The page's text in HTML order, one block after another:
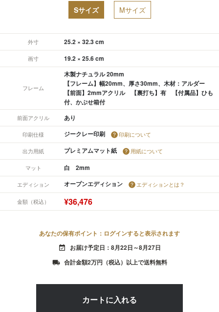
Sサイズ Mサイズ
外寸 25.2 × 32.3 cm
画寸 19.2 × 25.6 cm
フレーム
木製ナチュラル 20mm
【フレーム】幅20mm、厚さ30mm、木材：アルダー
【前面】2mmアクリル 【裏打ち】有 【付属品】ひも
付、かぶせ箱付
前面アクリル あり
印刷仕様 ジークレー印刷 印刷について
出力用紙 プレミアムマット紙 用紙について
マット 白 2mm
エディション オープンエディション エディションとは？
金額（税込） ¥36,476
あなたの保有ポイント：ログインすると表示されます
event_available お届け予定日：8月22日～8月27日
local_shipping 合計金額2万円（税込）以上で送料無料